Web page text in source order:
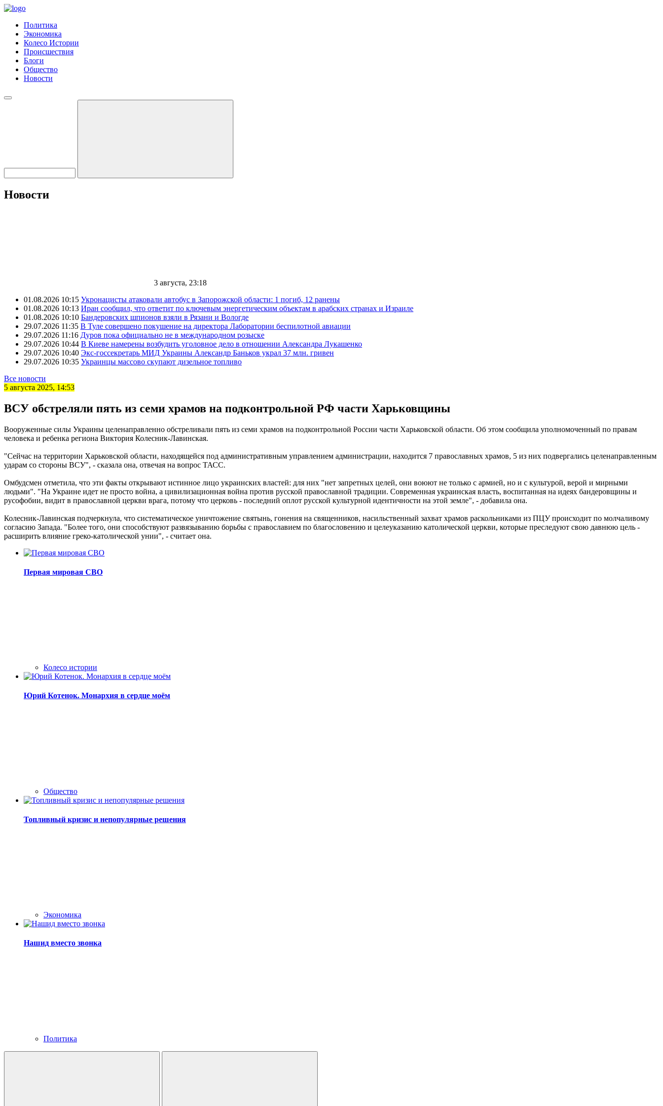
Политика
Экономика
Колесо Истории
Происшествия
Блоги
Общество
Новости
Новости
3 августа, 23:18
01.08.2026 10:15 Укронацисты атаковали автобус в Запорожской области: 1 погиб, 12 ранены
01.08.2026 10:13 Иран сообщил, что ответит по ключевым энергетическим объектам в арабских странах и Израиле
01.08.2026 10:10 Бандеровских шпионов взяли в Рязани и Вологде
29.07.2026 11:35 В Туле совершено покушение на директора Лаборатории беспилотной авиации
29.07.2026 11:16 Дуров пока официально не в международном розыске
29.07.2026 10:44 В Киеве намерены возбудить уголовное дело в отношении Александра Лукашенко
29.07.2026 10:40 Экс-госсекретарь МИД Украины Александр Баньков украл 37 млн. гривен
29.07.2026 10:35 Украинцы массово скупают дизельное топливо
Все новости
5 августа 2025, 14:53
ВСУ обстреляли пять из семи храмов на подконтрольной РФ части Харьковщины
Вооруженные силы Украины целенаправленно обстреливали пять из семи храмов на подконтрольной России части Харьковской области. Об этом сообщила уполномоченный по правам
человека и ребенка региона Виктория Колесник-Лавинская.
"Сейчас на территории Харьковской области, находящейся под административным управлением администрации, находится 7 православных храмов, 5 из них подвергались целенаправленным
ударам со стороны ВСУ", - сказала она, отвечая на вопрос ТАСС.
Омбудсмен отметила, что эти факты открывают истинное лицо украинских властей: для них "нет запретных целей, они воюют не только с армией, но и с культурой, верой и мирными
людьми". "На Украине идет не просто война, а цивилизационная война против русской православной традиции. Современная украинская власть, воспитанная на идеях бандеровщины и
русофобии, видит в православной церкви врага, потому что церковь - последний оплот русской культурной идентичности на этой земле", - добавила она.
Колесник-Лавинская подчеркнула, что систематическое уничтожение святынь, гонения на священников, насильственный захват храмов раскольниками из ПЦУ происходит по молчаливому
согласию Запада. "Более того, они способствуют развязыванию борьбы с православием по благословению и целеуказанию католической церкви, которые преследуют свою давнюю цель -
расширить влияние греко-католической унии", - считает она.
Первая мировая СВО
Колесо истории
Юрий Котенок. Монархия в сердце моём
Общество
Топливный кризис и непопулярные решения
Экономика
Нашид вместо звонка
Политика